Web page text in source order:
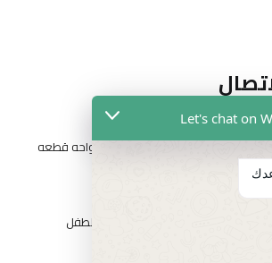
الحي التاني شارع مدرسه الواحه قطعه
Let's chat on